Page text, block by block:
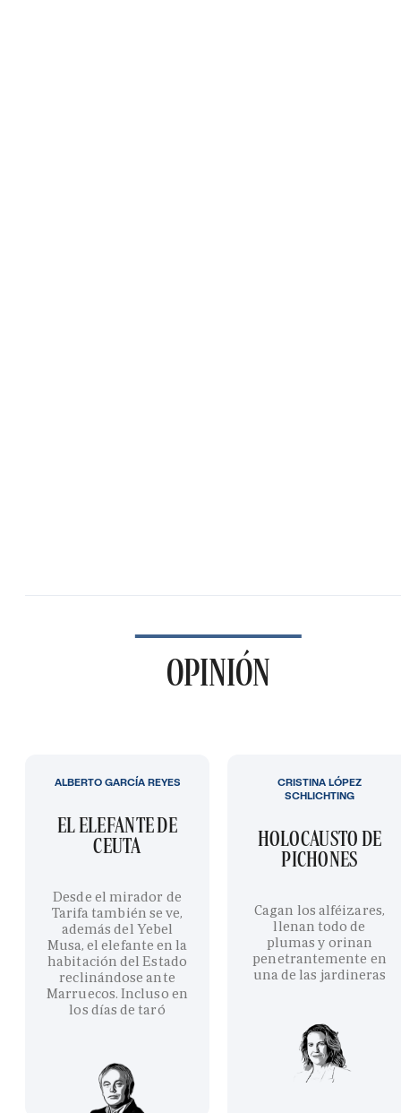
OPINIÓN
EL ELEFANTE DE
CEUTA
Desde el mirador de
Tarifa también se ve,
además del Yebel
Musa, el elefante en la
habitación del Estado
reclinándose ante
Marruecos. Incluso en
los días de taró
ALBERTO GARCÍA REYES
HOLOCAUSTO DE
PICHONES
Cagan los alféizares,
llenan todo de
plumas y orinan
penetrantemente en
una de las jardineras
CRISTINA LÓPEZ
SCHLICHTING